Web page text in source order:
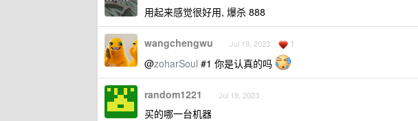
用起来感觉很好用, 爆杀 888
wangchengwu Jul 19, 2023 1
@zoharSoul #1 你是认真的吗
random1221 Jul 19, 2023
买的哪一台机器